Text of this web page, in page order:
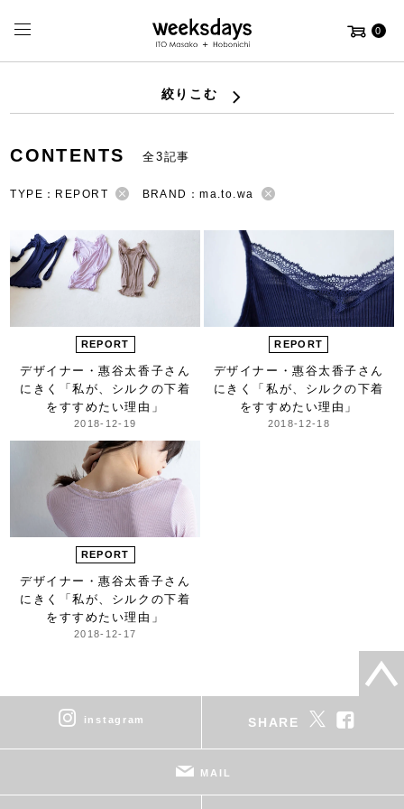
0
絞りこむ
CONTENTS 全3記事
TYPE：REPORT BRAND：ma.to.wa
REPORT
デザイナー・惠谷太香子さん
にきく
「私が、シルクの下着
を すすめたい理由」
2018-12-19
REPORT
デザイナー・惠谷太香子さん
にきく
「私が、シルクの下着
をすすめたい理由」
2018-12-18
REPORT
デザイナー・惠谷太香子さん
にきく
「私が、シルクの下着
を すすめたい理由」
2018-12-17
instagram SHARE
MAIL